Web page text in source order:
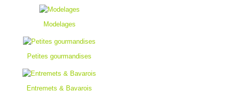
Modelages
Petites gourmandises
Entremets & Bavarois